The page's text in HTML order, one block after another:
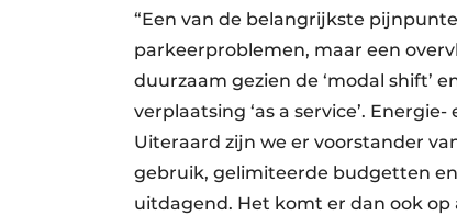
“Een van de belangrijkste
parkeerproblemen, maar een
duurzaam gezien de ‘modal shift’
verplaatsing ‘as a service’.
Uiteraard zijn we er voorstander
gebruik, gelimiteerde budgetten
uitdagend. Het komt er dan ook